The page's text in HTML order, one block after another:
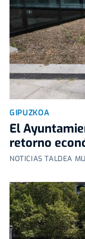
GIPUZKOA
El
retorno
NOTICIAS TALDEA